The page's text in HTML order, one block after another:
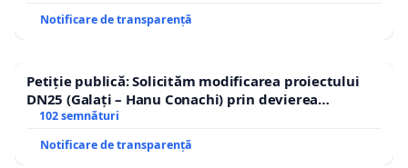
Notificare de transparență
Petiție publică: Solicităm modificarea proiectului
DN25 (Galați – Hanu Conachi) prin devierea
traseului în afara localităților!
102 semnături
Notificare de transparență